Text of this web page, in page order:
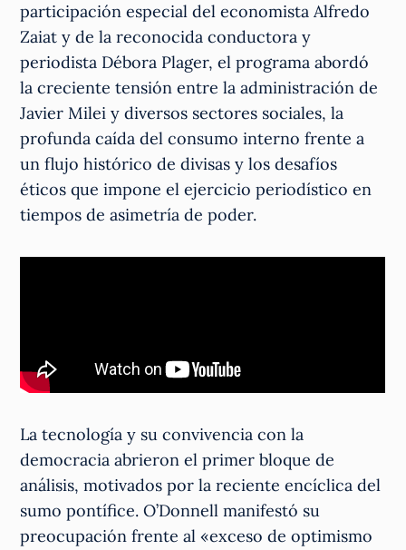
participación especial del economista Alfredo
Zaiat y de la reconocida conductora y
periodista Débora Plager, el programa abordó
la creciente tensión entre la administración de
Javier Milei y diversos sectores sociales, la
profunda caída del consumo interno frente a
un flujo histórico de divisas y los desafíos
éticos que impone el ejercicio periodístico en
tiempos de asimetría de poder.
La tecnología y su convivencia con la
democracia abrieron el primer bloque de
análisis, motivados por la reciente encíclica del
sumo pontífice. O’Donnell manifestó su
preocupación frente al «exceso de optimismo